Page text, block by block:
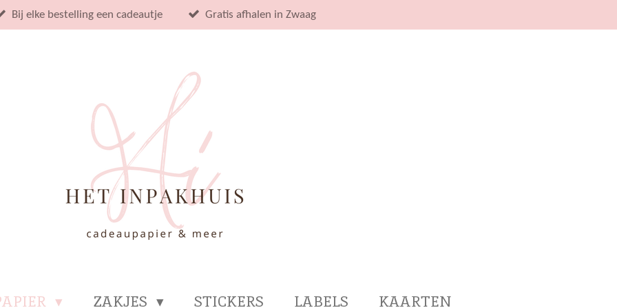
Bij elke bestelling een cadeautje Gratis afhalen in Zwaag
ZAKJES STICKERS LABELS
KAARTEN